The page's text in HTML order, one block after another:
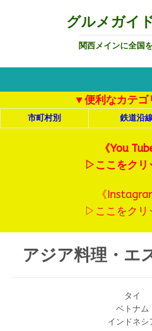
グルメガイ
関西メインに全国
▼便利なカテゴ
市町村別 鉄道沿
《You
▷ここをク
《
▷ここをク
アジア料理・エ
タイ
ベトナム
インドネシ